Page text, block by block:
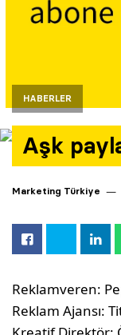
HABERLER
Aşk
Marketing Türkiye
Reklamveren:
Reklam Ajansı:
Yazarlar
Araştırma